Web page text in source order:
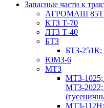
Запасные части к
АГРОМАШ
КТЗ Т-70
ЛТЗ Т-40
БТЗ
БТЗ-251К;
ЮМЗ-6
МТЗ
МТЗ-
МТЗ-
МТЗ-